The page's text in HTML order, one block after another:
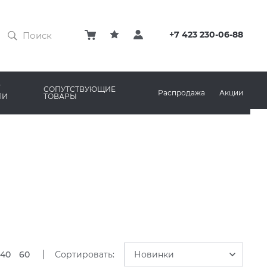
+7 423 230-06-88
MARAZZI
СОПУТСТВУЮЩИЕ
ТОВАРЫ
КЛЕЙ
СИСТЕМА ВЫРАВНИВАНИЯ
Распродажа Акции
40 60 Сортировать: Новинки